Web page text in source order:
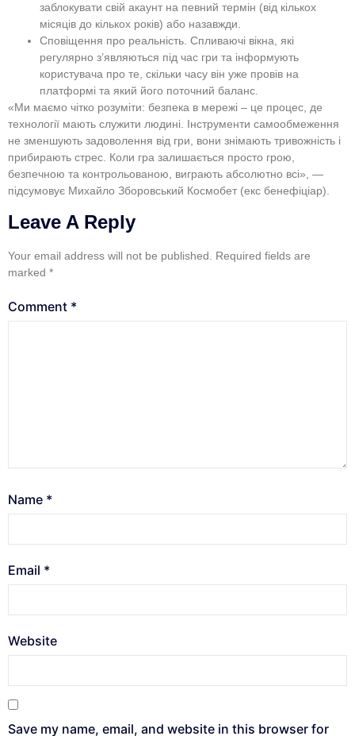
заблокувати свій акаунт на певний термін (від кількох
місяців до кількох років) або назавжди.
Сповіщення про реальність. Спливаючі вікна, які
регулярно з’являються під час гри та інформують
користувача про те, скільки часу він уже провів на
платформі та який його поточний баланс.
«Ми маємо чітко розуміти: безпека в мережі – це процес, де
технології мають служити людині. Інструменти самообмеження
не зменшують задоволення від гри, вони знімають тривожність і
прибирають стрес. Коли гра залишається просто грою,
безпечною та контрольованою, виграють абсолютно всі», —
підсумовує Михайло Зборовський Космобет (екс бенефіціар).
Leave A Reply
Your email address will not be published.
Required fields are
marked *
Comment *
Name *
Email *
Website
Save my name, email, and website in this browser for